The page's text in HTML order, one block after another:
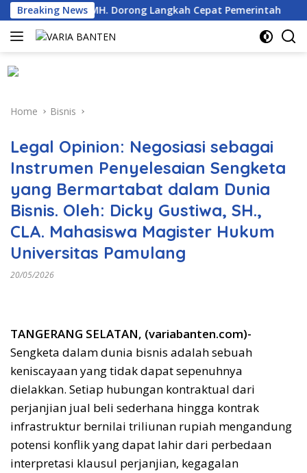
Skip
to
content
Breaking News
MM., MH. Dorong Langkah Cepat Pemerintah 30
Home Bisnis
Legal Opinion: Negosiasi sebagai
Instrumen Penyelesaian Sengketa
yang Bermartabat dalam Dunia
Bisnis. Oleh: Dicky Gustiwa, SH.,
CLA. Mahasiswa Magister Hukum
Universitas Pamulang
20/05/2026
TANGERANG SELATAN, (variabanten.com)-
Sengketa dalam dunia bisnis adalah sebuah
keniscayaan yang tidak dapat sepenuhnya
dielakkan. Setiap hubungan kontraktual dari
perjanjian jual beli sederhana hingga kontrak
infrastruktur bernilai triliunan rupiah mengandung
potensi konflik yang dapat lahir dari perbedaan
interpretasi klausul perjanjian, kegagalan